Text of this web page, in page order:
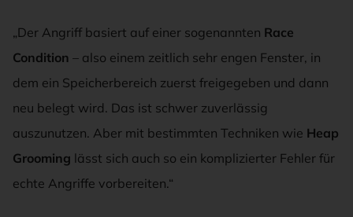
„Der Angriff basiert auf einer sogenannten Race
Condition – also einem zeitlich sehr engen Fenster, in
dem ein Speicherbereich zuerst freigegeben und dann
neu belegt wird. Das ist schwer zuverlässig
auszunutzen. Aber mit bestimmten Techniken wie Heap
Grooming lässt sich auch so ein komplizierter Fehler für
echte Angriffe vorbereiten.“